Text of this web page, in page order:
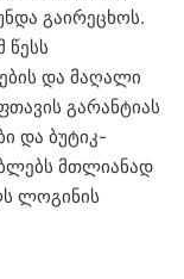
გაირეცხოს.
წესს
და მაღალი
გარანტიას
და ბუტიკ-
მთლიანად
ლოგინის